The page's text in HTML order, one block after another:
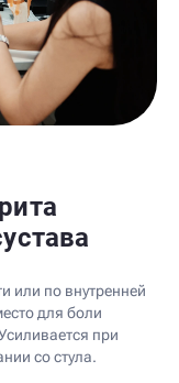
или по внутренней
для боли
при
со стула.